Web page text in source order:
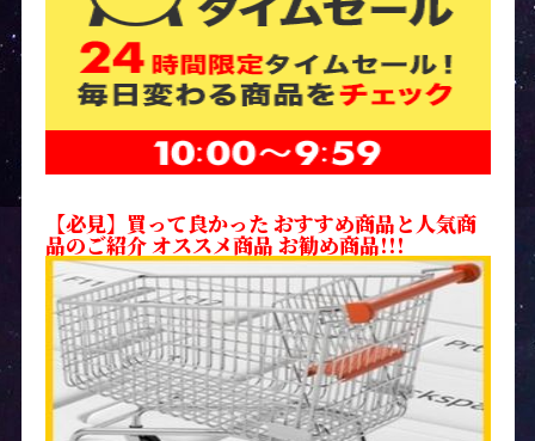
【必見】買って良かった おすすめ商品と人気商
品のご紹介 オススメ商品 お勧め商品!!!